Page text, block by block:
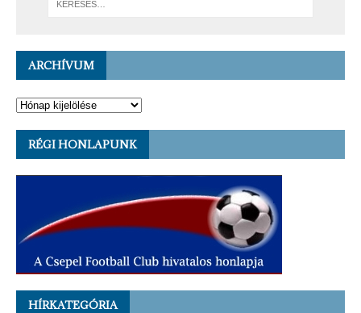
ARCHÍVUM
RÉGI HONLAPUNK
HÍRKATEGÓRIA